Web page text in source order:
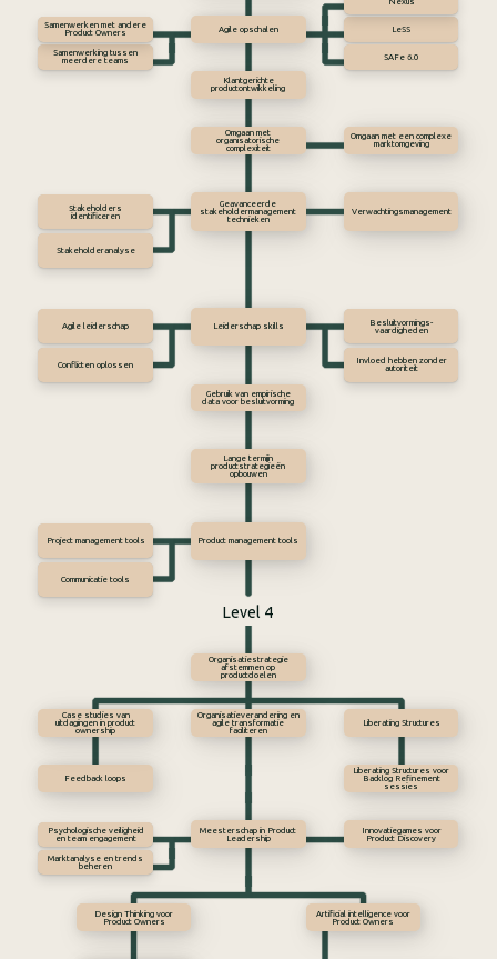
Agile opschalen
Klantgerichte
productontwikkeling
Omgaan met
organisatorische
complexiteit
Geavanceerde
stakeholdermanagement
technieken
Leiderschap skills
Gebruik van empirische
data voor besluitvorming
Lange termijn
productstrategieën
opbouwen
Product management tools
Verwachtingsmanagement
Omgaan met een complexe
marktomgeving
Samenwerking tussen
meerdere teams
LeSS
SAFe 6.0
Samenwerken met andere
Product Owners
Stakeholders
identificeren
Agile leiderschap
Conflicten oplossen
Project management tools
Communicatie tools
Besluitvormings-
vaardigheden
Invloed hebben zonder
autoriteit
Stakeholderanalyse
Level 4
Organisatiestrategie
afstemmen op
productdoelen
Feedback loops
Case studies van
uitdagingen in product
ownership
Organisatieverandering en
agile transformatie
faciliteren
Liberating Structures
Liberating Structures voor
Backlog Refinement
sessies
Meesterschap in Product
Leadership
Design Thinking voor
Product Owners
Artificial intelligence voor
Product Owners
Innovatiegames voor
Product Discovery
Psychologische veiligheid
en team engagement
Marktanalyse en trends
beheren